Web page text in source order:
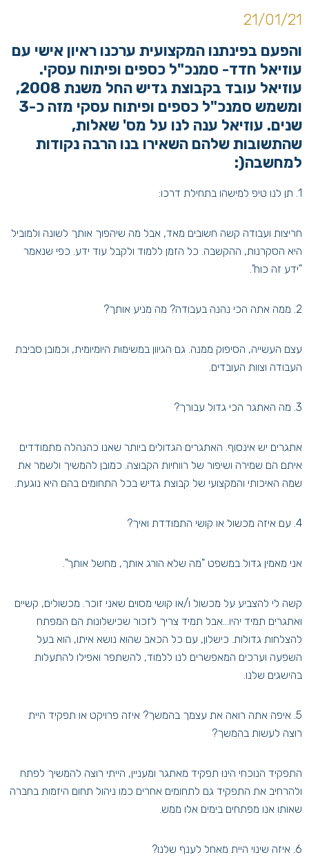
21/01/21
והפעם בפינתנו המקצועית ערכנו ראיון אישי עם
עוזיאל חדד- סמנכ"ל כספים ופיתוח עסקי.
עוזיאל עובד בקבוצת גדיש החל משנת 2008,
ומשמש סמנכ"ל כספים ופיתוח עסקי מזה כ-3
שנים. עוזיאל ענה לנו על מס' שאלות,
שהתשובות שלהם השאירו בנו הרבה נקודות
למחשבה(:
1. תן לנו טיפ למישהו בתחילת דרכו:
חריצות ועבודה קשה חשובים מאד, אבל מה שיהפוך אותך לשונה ולמוביל
היא הסקרנות, ההקשבה. כל הזמן ללמוד ולקבל עוד ידע. כפי שנאמר
"ידע זה כוח".
2. ממה אתה הכי נהנה בעבודה? מה מניע אותך?
עצם העשייה, הסיפוק ממנה. גם הגיוון במשימות היומיומית, וכמובן סביבת
העבודה וצוות העובדים.
3. מה האתגר הכי גדול עבורך?
אתגרים יש אינסוף. האתגרים הגדולים ביותר שאנו כהנהלה מתמודדים
איתם הם שמירה ושיפור של רווחיות הקבוצה. כמובן להמשיך ולשמר את
שמה האיכותי והמקצועי של קבוצת גדיש בכל התחומים בהם היא נוגעת.
4. עם איזה מכשול או קושי התמודדת ואיך?
אני מאמין גדול במשפט "מה שלא הורג אותך, מחשל אותך".
קשה לי להצביע על מכשול ו/או קושי מסוים שאני זוכר. מכשולים, קשיים
ואתגרים תמיד יהיו...אבל תמיד צריך לזכור שכישלונות הם המפתח
להצלחות גדולות. כישלון, עם כל הכאב שהוא נושא איתו, הוא בעל
השפעה וערכים המאפשרים לנו ללמוד, להשתפר ואפילו להתעלות
בהישגים שלנו.
5. איפה אתה רואה את עצמך בהמשך? איזה פרויקט או תפקיד היית
רוצה לעשות בהמשך?
התפקיד הנוכחי הינו תפקיד מאתגר ומעניין, הייתי רוצה להמשיך לפתח
ולהרחיב את התפקיד גם לתחומים אחרים כמו ניהול תחום היזמות בחברה
שאותו אנו מפתחים בימים אלו ממש.
6. איזה שינוי היית מאחל לענף שלנו?